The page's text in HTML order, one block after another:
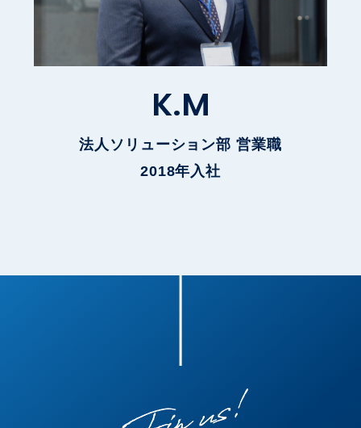
K.M
法人ソリューション部 営業職
2018年入社